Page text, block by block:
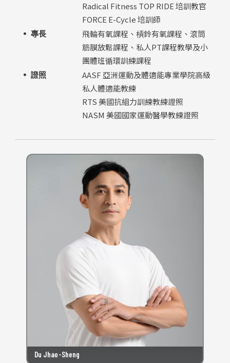
Radical Fitness TOP RIDE 培訓教官
FORCE E-Cycle 培訓師
專長
飛輪有氧課程、槓鈴有氧課程、滾筒
筋膜放鬆課程、私人PT課程教學及小
團體班循環訓練課程
證照
AASF 亞洲運動及體適能專業學院高級
私人體適能教練
RTS 美國抗組力訓練教練證照
NASM 美國國家運動醫學教練證照
Du Jhao-Sheng